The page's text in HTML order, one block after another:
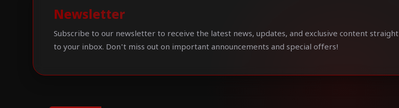
Newsletter
Subscribe to our newsletter to receive the latest news, updates, and exclusive content straight
to your inbox. Don't miss out on important announcements and special offers!